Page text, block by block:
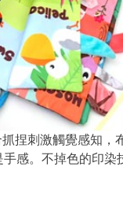
捏刺激觸覺感知
感。不掉色的印